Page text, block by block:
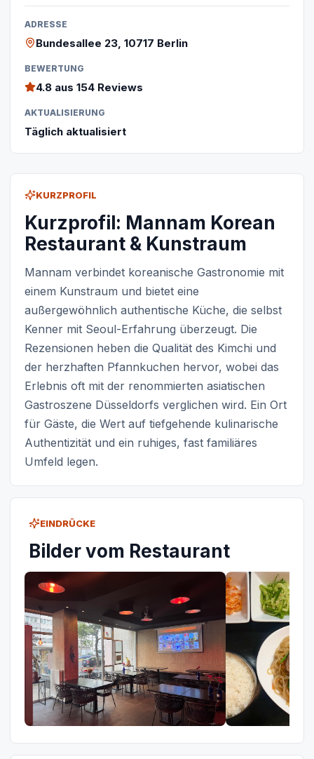
KURZPROFIL
Kurzprofil: Mannam Korean
Restaurant & Kunstraum
Mannam verbindet koreanische Gastronomie mit
einem Kunstraum und bietet eine
außergewöhnlich authentische Küche, die selbst
Kenner mit Seoul-Erfahrung überzeugt. Die
Rezensionen heben die Qualität des Kimchi und
der herzhaften Pfannkuchen hervor, wobei das
Erlebnis oft mit der renommierten asiatischen
Gastroszene Düsseldorfs verglichen wird. Ein Ort
für Gäste, die Wert auf tiefgehende kulinarische
Authentizität und ein ruhiges, fast familiäres
Umfeld legen.
EINDRÜCKE
Bilder vom Restaurant
ADRESSE
Bundesallee 23, 10717 Berlin
BEWERTUNG
4.8 aus 154 Reviews
AKTUALISIERUNG
Täglich aktualisiert